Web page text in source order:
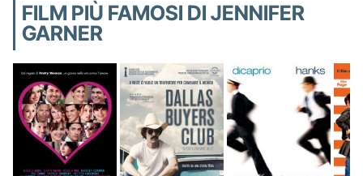
FILM PIÙ FAMOSI DI JENNIFER
GARNER